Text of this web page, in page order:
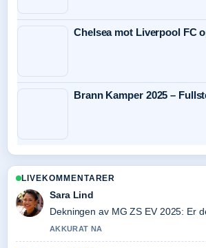
Chelsea mot Liverpool FC
Brann Kamper 2025 –
LIVEKOMMENTARER
Sara Lind
Dekningen av MG ZS EV 2025: Er
AKKURAT NA